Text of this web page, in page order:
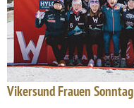
Vikersund Frauen Sonntag